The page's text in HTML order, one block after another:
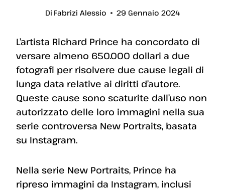
Di Fabrizi Alessio 29 Gennaio 2024
L’artista Richard Prince ha concordato di
versare almeno 650.000 dollari a due
fotografi per risolvere due cause legali di
lunga data relative ai diritti d’autore.
Queste cause sono scaturite dall’uso non
autorizzato delle loro immagini nella sua
serie controversa New Portraits, basata
su Instagram.
Nella serie New Portraits, Prince ha
ripreso immagini da Instagram, inclusi